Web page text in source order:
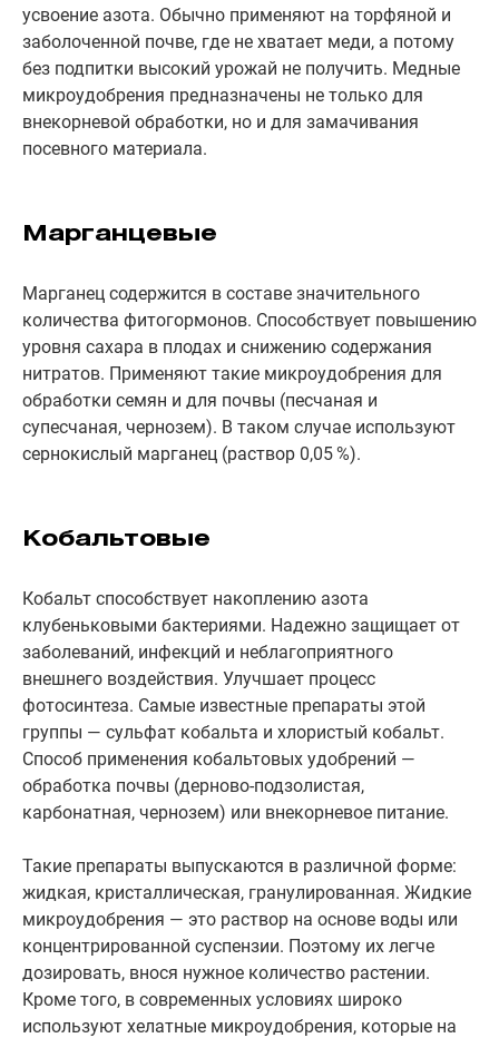
усвоение азота. Обычно применяют на торфяной и
заболоченной почве, где не хватает меди, а потому
без подпитки высокий урожай не получить. Медные
микроудобрения предназначены не только для
внекорневой обработки, но и для замачивания
посевного материала.
Марганцевые
Марганец содержится в составе значительного
количества фитогормонов. Способствует повышению
уровня сахара в плодах и снижению содержания
нитратов. Применяют такие микроудобрения для
обработки семян и для почвы (песчаная и
супесчаная, чернозем). В таком случае используют
сернокислый марганец (раствор 0,05 %).
Кобальтовые
Кобальт способствует накоплению азота
клубеньковыми бактериями. Надежно защищает от
заболеваний, инфекций и неблагоприятного
внешнего воздействия. Улучшает процесс
фотосинтеза. Самые известные препараты этой
группы — сульфат кобальта и хлористый кобальт.
Способ применения кобальтовых удобрений —
обработка почвы (дерново-подзолистая,
карбонатная, чернозем) или внекорневое питание.
Такие препараты выпускаются в различной форме:
жидкая, кристаллическая, гранулированная. Жидкие
микроудобрения — это раствор на основе воды или
концентрированной суспензии. Поэтому их легче
дозировать, внося нужное количество растении.
Кроме того, в современных условиях широко
используют хелатные микроудобрения, которые на